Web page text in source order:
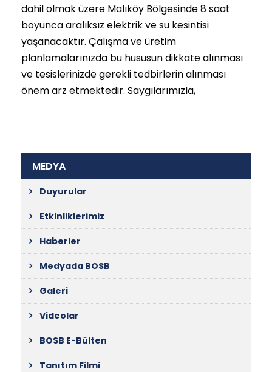
dahil olmak üzere Malıköy Bölgesinde 8 saat
boyunca aralıksız elektrik ve su kesintisi
yaşanacaktır. Çalışma ve üretim
planlamalarınızda bu hususun dikkate alınması
ve tesislerinizde gerekli tedbirlerin alınması
önem arz etmektedir. Saygılarımızla,
MEDYA
Duyurular
Etkinliklerimiz
Haberler
Medyada BOSB
Galeri
Videolar
BOSB E-Bülten
Tanıtım Filmi